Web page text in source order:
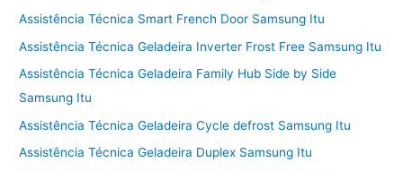
Assistência Técnica Smart French Door Samsung Itu
Assistência Técnica Geladeira Inverter Frost Free Samsung Itu
Assistência Técnica Geladeira Family Hub Side by Side
Samsung Itu
Assistência Técnica Geladeira Cycle defrost Samsung Itu
Assistência Técnica Geladeira Duplex Samsung Itu